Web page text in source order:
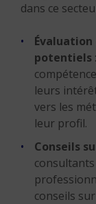
dans ce
Évaluation
potentiels :
leurs
vers les
leur profil.
Conseils
consultants
conseils